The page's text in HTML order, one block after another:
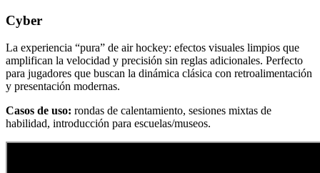
Cyber
La experiencia “pura” de air hockey: efectos visuales limpios que
amplifican la velocidad y precisión sin reglas adicionales. Perfecto
para jugadores que buscan la dinámica clásica con retroalimentación
y presentación modernas.
Casos de uso: rondas de calentamiento, sesiones mixtas de
habilidad, introducción para escuelas/museos.